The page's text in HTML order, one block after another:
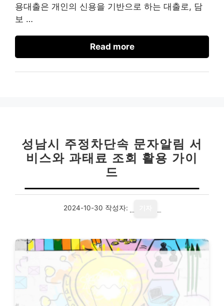
용대출은 개인의 신용을 기반으로 하는 대출로, 담
보 …
Read more
성남시 주정차단속 문자알림 서
비스와 과태료 조회 활용 가이
드
2024-10-30 작성자: